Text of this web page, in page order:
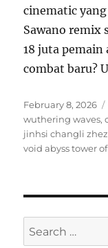
cinematic
Sawano remix
18 juta pemain
combat baru?
Posted
on
February 8, 2026
wuthering waves,
jinhsi changli
void abyss tower
Search
for: